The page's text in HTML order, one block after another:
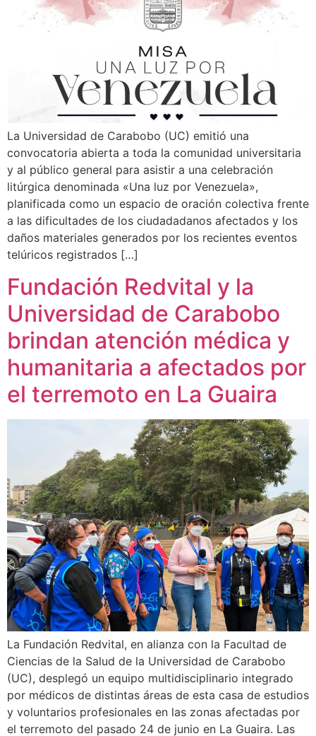
La Universidad de Carabobo (UC) emitió una
convocatoria abierta a toda la comunidad universitaria
y al público general para asistir a una celebración
litúrgica denominada «Una luz por Venezuela»,
planificada como un espacio de oración colectiva frente
a las dificultades de los ciudadadanos afectados y los
daños materiales generados por los recientes eventos
telúricos registrados […]
Fundación Redvital y la
Universidad de Carabobo
brindan atención médica y
humanitaria a afectados por
el terremoto en La Guaira
La Fundación Redvital, en alianza con la Facultad de
Ciencias de la Salud de la Universidad de Carabobo
(UC), desplegó un equipo multidisciplinario integrado
por médicos de distintas áreas de esta casa de estudios
y voluntarios profesionales en las zonas afectadas por
el terremoto del pasado 24 de junio en La Guaira. Las